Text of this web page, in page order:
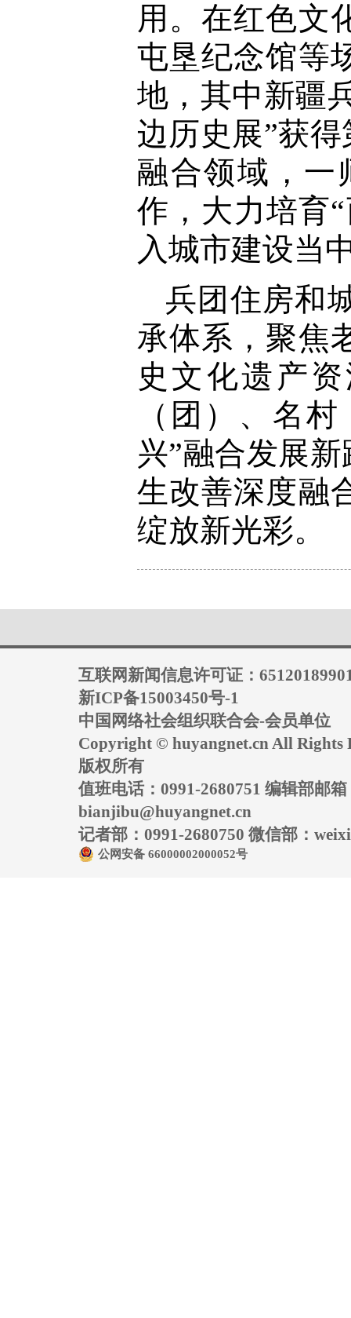
用。在红色文
屯垦纪念馆等
地，其中新疆
边历史展”获
融合领域，一
作，大力培育
入城市建设当
兵团住房和
承体系，聚焦
史文化遗产
（团）、名
兴”融合发展
生改善深度融
绽放新光彩。
互联网新闻信息许可证：
新ICP备15003450号-1
中国网络社会组织联合会-会员单位
Copyright © huyangnet.cn All Rights
版权所有
值班电话：0991-2680751 编辑部邮箱
bianjibu@huyangnet.cn
记者部：0991-2680750 微信部：
公网安备 66000002000052号